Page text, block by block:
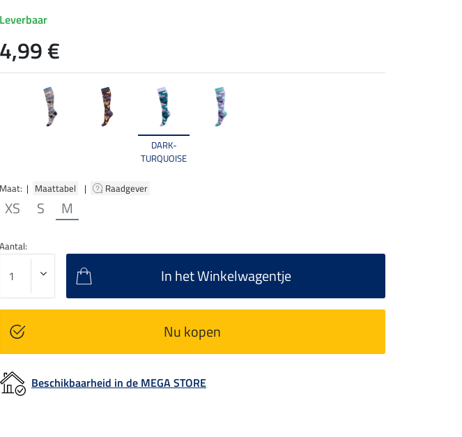
DARK-
TURQUOISE
Maat: | Maattabel | Raadgever
XS S M
Leverbaar
4,99 €
Aantal:
In het Winkelwagentje
Nu kopen
Beschikbaarheid in de MEGA STORE